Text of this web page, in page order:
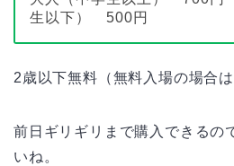
生以下） 500円
2歳以下無料（無料入場の場合
前日ギリギリまで購入できるの
いね。